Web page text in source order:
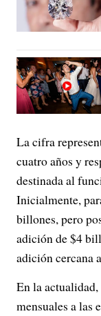
La cifra
cuatro años y
destinada al
Inicialmente,
billones, pero
adición de $4
adición cercana
En la
mensuales a las